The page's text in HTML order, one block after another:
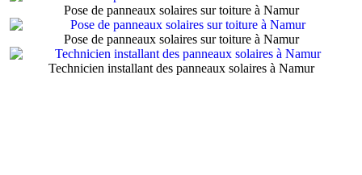
Pose de panneaux solaires sur toiture à Namur
Pose de panneaux solaires sur toiture à Namur
Technicien installant des panneaux solaires à Namur